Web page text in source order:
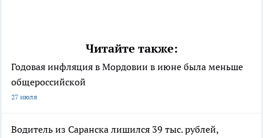
Читайте также:
Годовая инфляция в Мордовии в июне была меньше
общероссийской
27 июля
Водитель из Саранска лишился 39 тыс. рублей,